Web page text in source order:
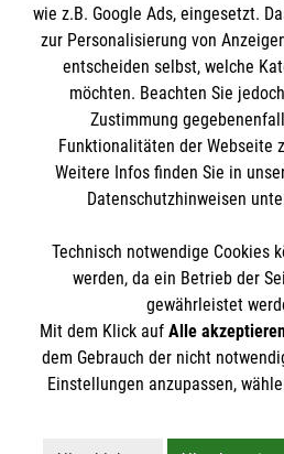
Datenschutz
Kontakt
Barrierefreiheit
Die Malteser
Malteser in Deutschland
Malteserorden
Sharepoint
Spendenkonto
IBAN: DE39 3706 0120 1201
BIC: GENODED1PA7
Stichwort: Hümmling
So finden Sie uns
Ulmenstraße 8
49751 Sögel
Der Malteser Hilfsdienst e.V. ist
Gewerbesteuer befreit.
wie z.B. Google Ads, eingesetzt.
zur Personalisierung von
entscheiden selbst, welche
möchten. Beachten Sie
Zustimmung
Funktionalitäten der Webseite
Weitere Infos finden Sie in
Datenschutzhinweisen
Technisch notwendige Cookies
werden, da ein Betrieb der
gewährleistet
Mit dem Klick auf Alle
dem Gebrauch der nicht
Einstellungen anzupassen,